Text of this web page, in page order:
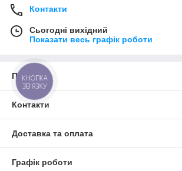
Контакти
Сьогодні вихідний
Показати весь графік роботи
Про нас
Контакти
Доставка та оплата
Графік роботи
КНОПКА
ЗВ'ЯЗКУ